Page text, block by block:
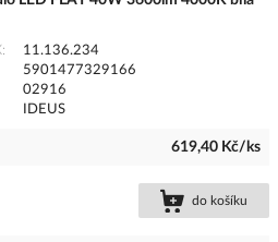
11.136.234
5901477329166
02916
IDEUS
619,40 Kč/ks
do košíku